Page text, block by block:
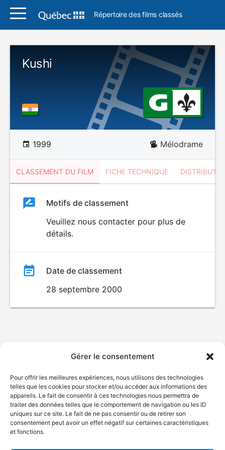
Gérer le consentement
Pour offrir les meilleures expériences, nous utilisons des technologies
telles que les cookies pour stocker et/ou accéder aux informations des
appareils. Le fait de consentir à ces technologies nous permettra de
traiter des données telles que le comportement de navigation ou les ID
uniques sur ce site. Le fait de ne pas consentir ou de retirer son
consentement peut avoir un effet négatif sur certaines caractéristiques
et fonctions.
Répertoire des films classés
Kushi
1999 Mélodrame
CLASSEMENT DU FILM FICHE TECHNIQUE
ClassementClassement
Motifs de classement
Veuillez nous contacter pour plus de
détails.
Date de classement
28 septembre 2000